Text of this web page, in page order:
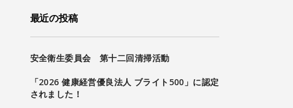
最近の投稿
安全衛生委員会 第十二回清掃活動
「2026 健康経営優良法人 ブライト500」に認定
されました！